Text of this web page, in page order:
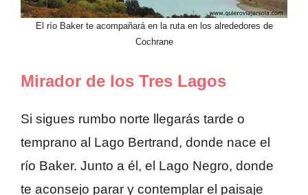
El río Baker te acompañará en la ruta en los alrededores de
Cochrane
Mirador de los Tres Lagos
Si sigues rumbo norte llegarás tarde o
temprano al Lago Bertrand, donde nace el
río Baker. Junto a él, el Lago Negro, donde
te aconsejo parar y contemplar el paisaje